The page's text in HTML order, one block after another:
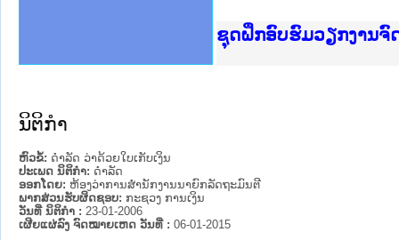
Ministry of Justice
ເຜີຍແຜ່ວັບໄຊຈົດໝາຍເ
ກະຊວງຍຸຕິທຳ
ຊຸດຝຶກອົບຮົມວຽກງານຈົ
ກອງປະຊຸມທົບທວນຄືນກ
ຝຶກອົບຮົມ ຜູ່ປະສານງາ
ຝຶກອົບຮົມ ຜູ່ປະສານງາ
ເຜີຍແຜ່ແອັບກົດໝາຍລາ
ເຜີຍແຜ່ແອັບກົດໝາຍລາ
ຍົກລະດັບວຽກງານຈົດໝ
ຊຸດຝຶກອົບຮົມວຽກງານຈົ
ນິຕິກໍາ
ຫົວຂໍ້: ດຳລັດ ວ່າດ້ວຍໃບເກັບເງິນ
ປະເພດ ນິຕິກໍາ: ດໍາລັດ
ອອກໂດຍ: ຫ້ອງວ່າການສຳນັກງານນາຍົກລັດຖະມົນຕີ
ພາກສ່ວນຮັບຜິດຊອບ: ກະຊວງ ການເງິນ
ວັນທີ່ ນິຕິກໍາ : 23-01-2006
ເຜີຍແຜ່ລົງ ຈົດໝາຍເຫດ ວັນທີ່ : 06-01-2015